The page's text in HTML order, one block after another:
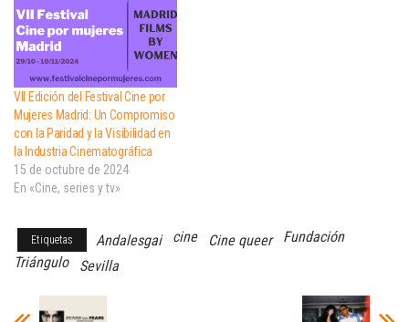
VII Edición del Festival Cine por
Mujeres Madrid: Un Compromiso
con la Paridad y la Visibilidad en
la Industria Cinematográfica
15 de octubre de 2024
En «Cine, series y tv»
Etiquetas Andalesgai cine Cine queer
Fundación
Triángulo
Sevilla